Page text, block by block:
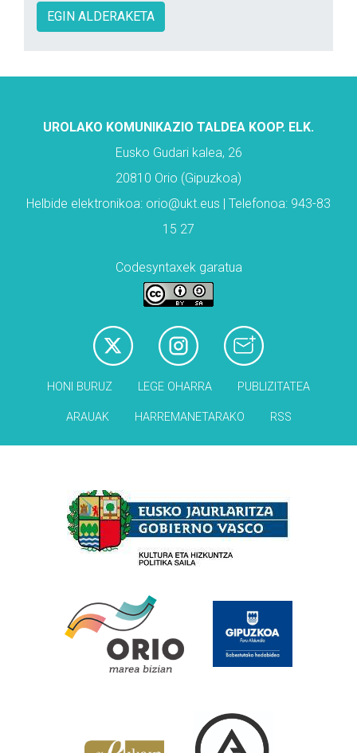
EGIN ALDERAKETA
UROLAKO KOMUNIKAZIO TALDEA KOOP. ELK.
Eusko Gudari kalea, 26
20810 Orio (Gipuzkoa)
Helbide elektronikoa: orio@ukt.eus | Telefonoa: 943-83
15 27
Codesyntaxek garatua
HONI BURUZ LEGE OHARRA PUBLIZITATEA
ARAUAK HARREMANETARAKO RSS